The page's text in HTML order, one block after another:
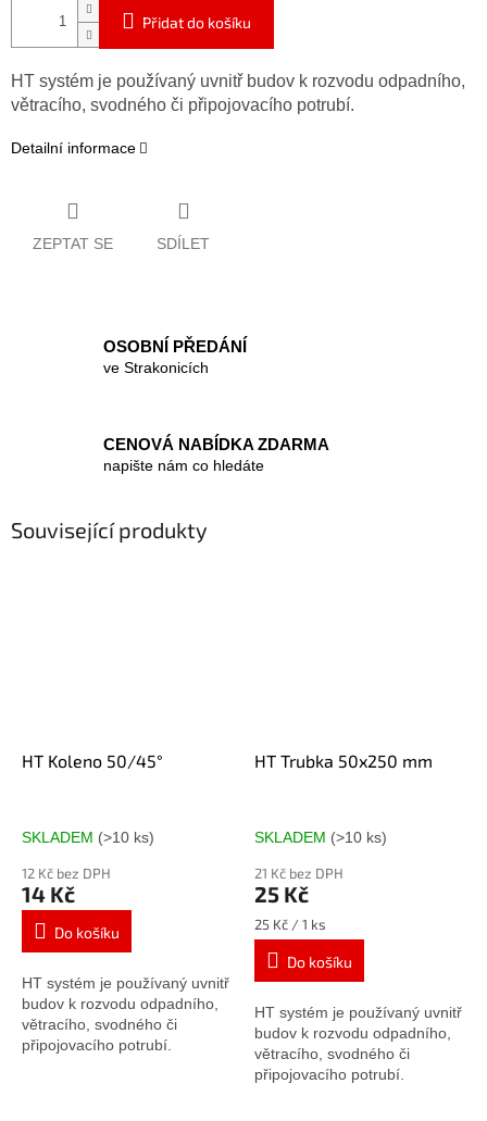
Přidat do košíku
HT systém je používaný uvnitř budov k rozvodu odpadního,
větracího, svodného či připojovacího potrubí.
Detailní informace
ZEPTAT SE SDÍLET
OSOBNÍ PŘEDÁNÍ
ve Strakonicích
CENOVÁ NABÍDKA ZDARMA
napište nám co hledáte
Související produkty
HT Koleno 50/45°
SKLADEM (>10 ks)
12 Kč bez DPH
14 Kč
Do košíku
HT systém je používaný uvnitř
budov k rozvodu odpadního,
větracího, svodného či
připojovacího potrubí.
HT Trubka 50x250 mm
SKLADEM (>10 ks)
21 Kč bez DPH
25 Kč
Měrná
cena:
25 Kč / 1 ks
Do košíku
HT systém je používaný uvnitř
budov k rozvodu odpadního,
větracího, svodného či
připojovacího potrubí.